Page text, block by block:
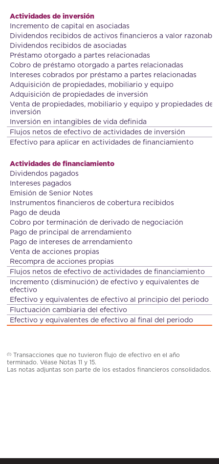
Actividades de inversión
Incremento de capital en asociadas
Dividendos recibidos de activos financieros a valor razonable
Dividendos recibidos de asociadas
Préstamo otorgado a partes relacionadas
Cobro de préstamo otorgado a partes relacionadas
Intereses cobrados por préstamo a partes relacionadas
Adquisición de propiedades, mobiliario y equipo
Adquisición de propiedades de inversión
Venta de propiedades, mobiliario y equipo y propiedades de
inversión
Inversión en intangibles de vida definida
Flujos netos de efectivo de actividades de inversión
Efectivo para aplicar en actividades de financiamiento
Actividades de financiamiento
Dividendos pagados
Intereses pagados
Emisión de Senior Notes
Instrumentos financieros de cobertura recibidos
Pago de deuda
Cobro por terminación de derivado de negociación
Pago de principal de arrendamiento
Pago de intereses de arrendamiento
Venta de acciones propias
Recompra de acciones propias
Flujos netos de efectivo de actividades de financiamiento
Incremento (disminución) de efectivo y equivalentes de
efectivo
Efectivo y equivalentes de efectivo al principio del periodo
Fluctuación cambiaria del efectivo
Efectivo y equivalentes de efectivo al final del periodo
(1) Transacciones que no tuvieron flujo de efectivo en el año
terminado. Véase Notas 11 y 15.
Las notas adjuntas son parte de los estados financieros consolidados.